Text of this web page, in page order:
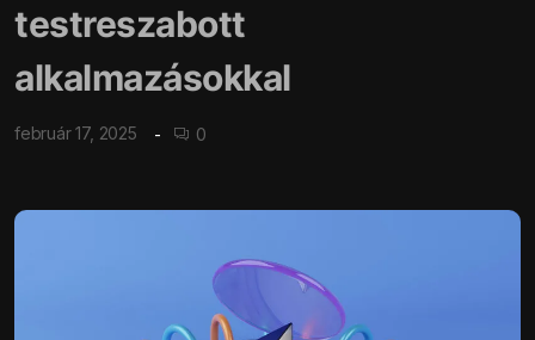
testreszabott
alkalmazásokkal
február 17, 2025 0